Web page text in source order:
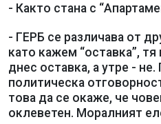
- Както стана с
- ГЕРБ се различава от
като кажем “оставка”,
днес оставка, а утре -
политическа
това да се окаже, че
оклеветен. Моралният